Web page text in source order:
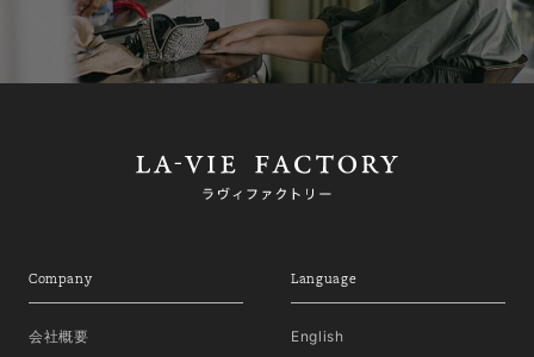
Company
会社概要
Language
English